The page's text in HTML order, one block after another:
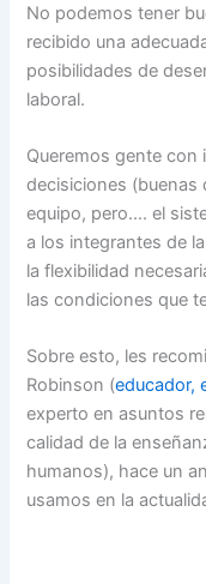
No podemos tener
recibido una
posibilidades de
laboral.
Queremos gente con
decisiciones (buenas
equipo, pero…. el
a los integrantes de
la flexibilidad
las condiciones que
Sobre esto, les
Robinson (educador,
experto en asuntos
calidad de la
humanos), hace un
usamos en la